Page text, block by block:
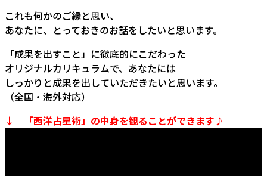
これも何かのご縁と思い、
あなたに、とっておきのお話をしたいと思います。
「成果を出すこと」に徹底的にこだわった
オリジナルカリキュラムで、あなたには
しっかりと成果を出していただきたいと思います。
（全国・海外対応）
↓ 「西洋占星術」の中身を観ることができます♪